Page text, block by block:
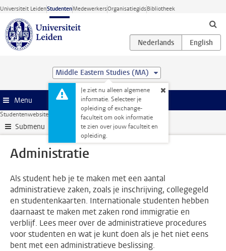
Ga direct naar de inhoud
Universiteit LeidenStudentenMedewerkersOrganisatiegidsBibliotheek
Middle Eastern Studies (MA)
Je ziet nu alleen algemene
informatie. Selecteer je
opleiding of exchange-
faculteit om ook informatie
te zien over jouw faculteit en
opleiding.
Menu
Studentenwebsite Administratie
Submenu
Administratie
Als student heb je te maken met een aantal
administratieve zaken, zoals je inschrijving, collegegeld
en studentenkaarten. Internationale studenten hebben
daarnaast te maken met zaken rond immigratie en
verblijf. Lees meer over de administratieve procedures
voor studenten en wat je kunt doen als je het niet eens
bent met een administratieve beslissing.